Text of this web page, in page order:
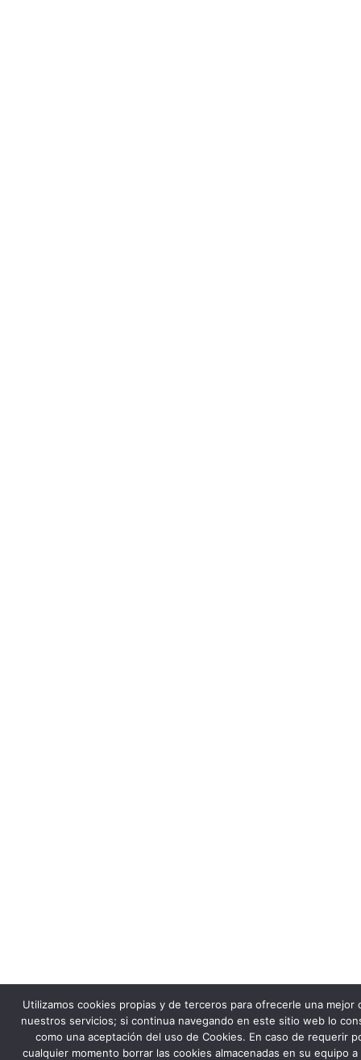
Utilizamos cookies propias y de terceros para ofrecerle una mejor
nuestros servicios; si continua navegando en este sitio web lo
como una aceptación del uso de Cookies. En caso de requerir
cualquier momento borrar las cookies almacenadas en su equipo